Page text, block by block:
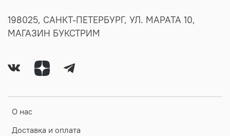
О нас
Доставка и оплата
198025, САНКТ-ПЕТЕРБУРГ, УЛ. МАРАТА 10,
МАГАЗИН БУКСТРИМ